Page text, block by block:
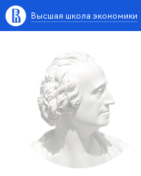
Высшая школа экономики